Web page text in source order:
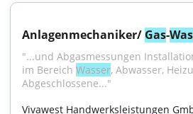
Anlagenmechaniker/ Gas-
"...und Abgasmessungen
im Bereich Wasser, Abwasser,
Abgeschlossene..."
Vivawest Handwerksleistungen